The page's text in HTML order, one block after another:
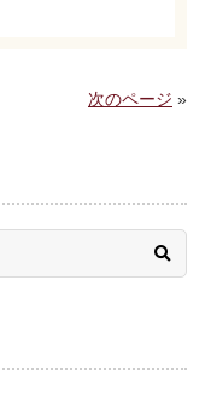
次のページ »